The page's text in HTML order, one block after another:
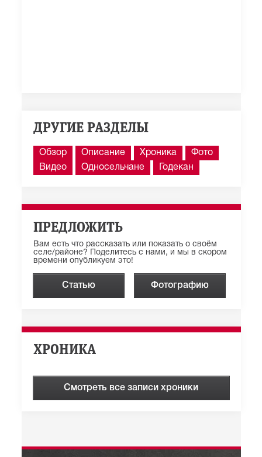
ДРУГИЕ РАЗДЕЛЫ
Обзор Описание Хроника
Фото
Видео
Односельчане Годекан
ПРЕДЛОЖИТЬ
Вам есть что рассказать или показать о своём
селе/районе? Поделитесь с нами, и мы в скором
времени опубликуем это!
Статью Фотографию
ХРОНИКА
Смотреть все записи хроники